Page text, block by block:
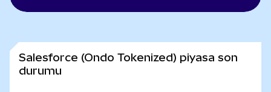
Salesforce (Ondo Tokenized) piyasa son
durumu